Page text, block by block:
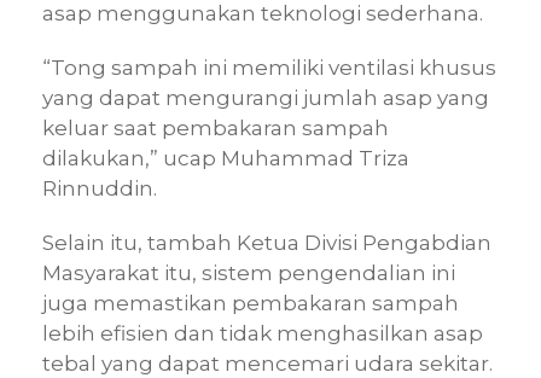
asap menggunakan teknologi sederhana.
“Tong sampah ini memiliki ventilasi khusus
yang dapat mengurangi jumlah asap yang
keluar saat pembakaran sampah
dilakukan,” ucap Muhammad Triza
Rinnuddin.
Selain itu, tambah Ketua Divisi Pengabdian
Masyarakat itu, sistem pengendalian ini
juga memastikan pembakaran sampah
lebih efisien dan tidak menghasilkan asap
tebal yang dapat mencemari udara sekitar.